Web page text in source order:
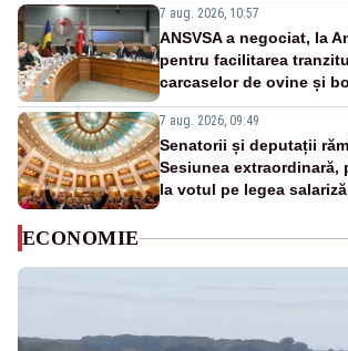
7 aug. 2026, 10:57
ANSVSA a negociat, la
pentru facilitarea
carcaselor de ovine și
7 aug. 2026, 09:49
Senatorii și deputații
Sesiunea extraordinară,
la votul pe legea
ECONOMIE